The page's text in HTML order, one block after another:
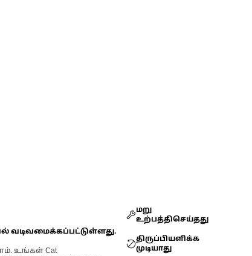
வடிவமைக்கப்பட்டுள்ளது.
உங்கள் Cat
மறு
உற்பத்திசெய்தது
திருப்பியளிக்க
முடியாது